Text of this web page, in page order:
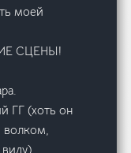
моей
СЦЕНЫ!
ГГ (хоть он
волком,